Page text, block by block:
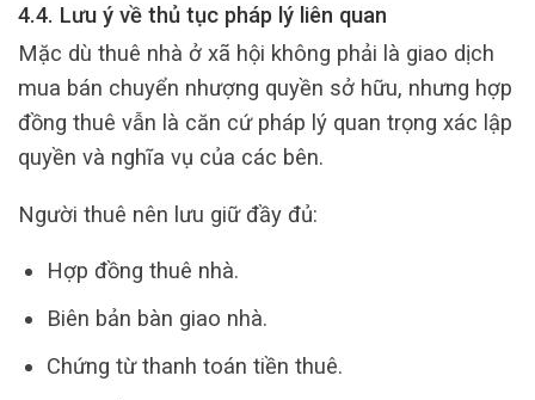
4.4. Lưu ý về thủ tục pháp lý liên quan
Mặc dù thuê nhà ở xã hội không phải là giao dịch
mua bán chuyển nhượng quyền sở hữu, nhưng hợp
đồng thuê vẫn là căn cứ pháp lý quan trọng xác lập
quyền và nghĩa vụ của các bên.
Người thuê nên lưu giữ đầy đủ:
Hợp đồng thuê nhà.
Biên bản bàn giao nhà.
Chứng từ thanh toán tiền thuê.